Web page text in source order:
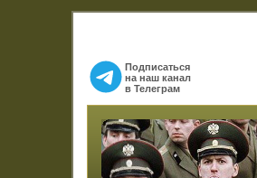
Подписаться
на наш канал
в Телеграм